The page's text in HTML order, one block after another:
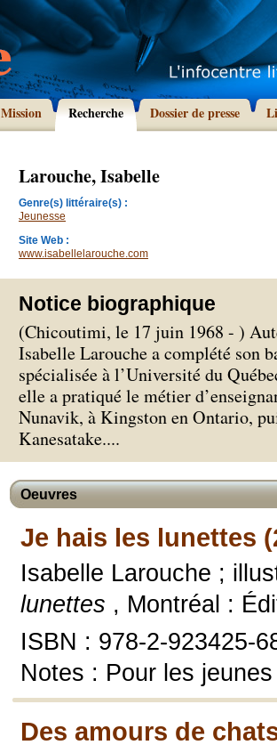
Mission Recherche Dossier de presse
Larouche, Isabelle
Genre(s) littéraire(s) :
Jeunesse
Site Web :
www.isabellelarouche.com
Notice biographique
(Chicoutimi, le 17 juin 1968 - )
Isabelle Larouche a complété son
spécialisée à l’Université du
elle a pratiqué le métier
Nunavik, à Kingston en Ontario,
Kanesatake....
Oeuvres
Je hais les lunettes
Isabelle Larouche ;
lunettes , Montréal :
ISBN : 978-2-923425-
Notes : Pour les
Des amours de